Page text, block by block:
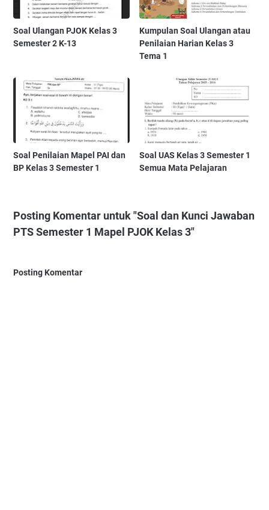
Soal Ulangan PJOK Kelas 3
Semester 2 K-13
Kumpulan Soal Ulangan atau
Penilaian Harian Kelas 3
Tema 1
Soal Penilaian Mapel PAI dan
BP Kelas 3 Semester 1
Soal UAS Kelas 3 Semester 1
Semua Mata Pelajaran
Posting Komentar untuk "Soal dan Kunci Jawaban
PTS Semester 1 Mapel PJOK Kelas 3"
Posting Komentar